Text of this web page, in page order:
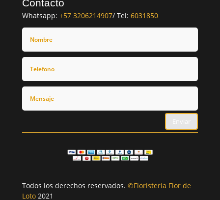
Contacto
Whatsapp: +57 3206214907/ Tel: 6031850
Enviar
Todos los derechos reservados. ©Floristeria Flor de
Loto2021